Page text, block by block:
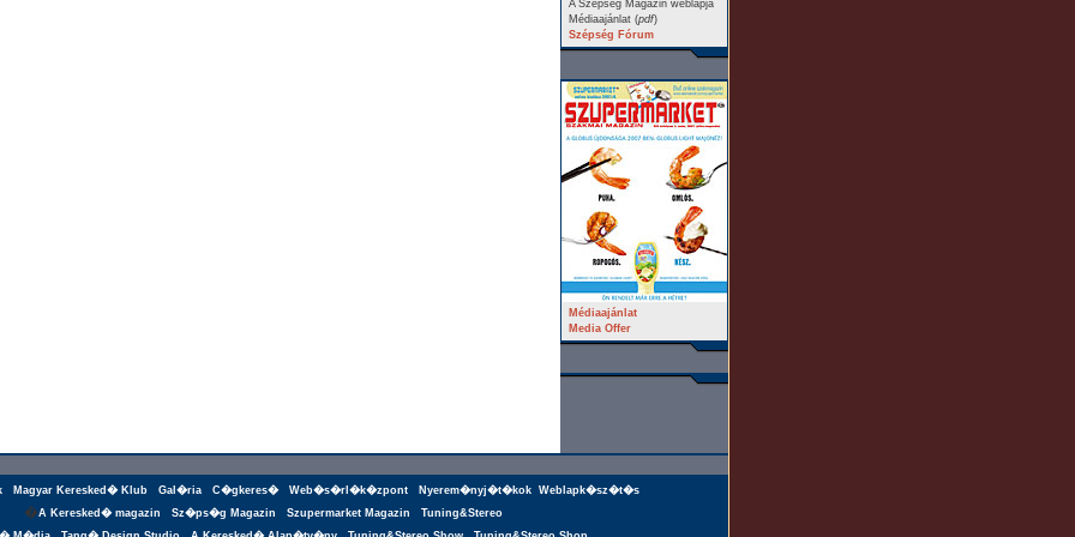
A Szépség Magazin weblapja
Médiaajánlat (pdf)
Szépség Fórum
Médiaajánlat
Media Offer
Magyar Keresked� Klub Gal�ria C�gkeres� Web�s�rl�k�zpont Nyerem�nyj�t�kok Weblapk�sz�t�s
�A Keresked� magazin Sz�ps�g Magazin Szupermarket Magazin Tuning&Stereo